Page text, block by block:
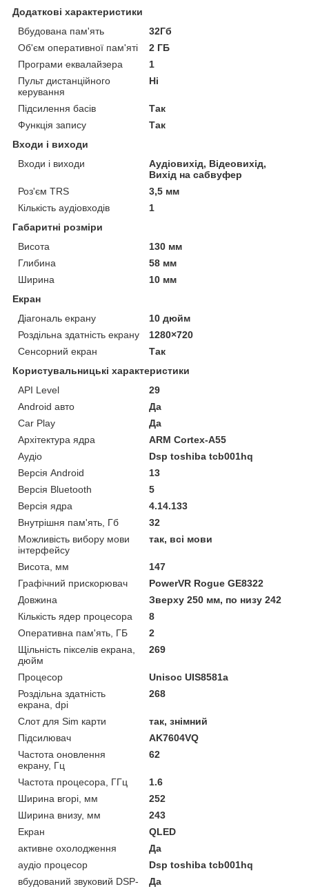
Додаткові характеристики
Вбудована пам'ять
32Гб
Об'єм оперативної пам'яті
2 ГБ
Програми еквалайзера
1
Пульт дистанційного
керування
Ні
Підсилення басів
Так
Функція запису
Так
Входи і виходи
Входи і виходи
Аудіовихід, Відеовихід,
Вихід на сабвуфер
Роз'єм TRS
3,5 мм
Кількість аудіовходів
1
Габаритні розміри
Висота
130 мм
Глибина
58 мм
Ширина
10 мм
Екран
Діагональ екрану
10 дюйм
Роздільна здатність екрану
1280×720
Сенсорний екран
Так
Користувальницькі характеристики
API Level
29
Android авто
Да
Car Play
Да
Архітектура ядра
ARM Cortex-A55
Аудіо
Dsp toshiba tcb001hq
Версія Android
13
Версія Bluetooth
5
Версія ядра
4.14.133
Внутрішня пам'ять, Гб
32
Можливість вибору мови
інтерфейсу
так, всі мови
Висота, мм
147
Графічний прискорювач
PowerVR Rogue GE8322
Довжина
Зверху 250 мм, по низу 242
Кількість ядер процесора
8
Оперативна пам'ять, ГБ
2
Щільність пікселів екрана,
дюйм
269
Процесор
Unisoc UIS8581a
Роздільна здатність
екрана, dpi
268
Слот для Sim карти
так, знімний
Підсилювач
AK7604VQ
Частота оновлення
екрану, Гц
62
Частота процесора, ГГц
1.6
Ширина вгорі, мм
252
Ширина внизу, мм
243
Екран
QLED
активне охолодження
Да
аудіо процесор
Dsp toshiba tcb001hq
вбудований звуковий DSP-
Да